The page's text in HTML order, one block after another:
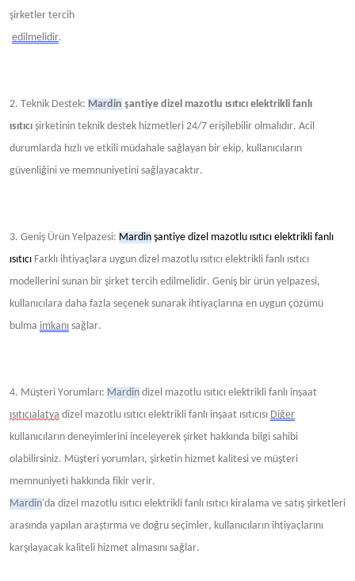
şirketler tercih
edilmelidir.
2. Teknik Destek: Mardin şantiye dizel mazotlu ısıtıcı elektrikli fanlı
ısıtıcı şirketinin teknik destek hizmetleri 24/7 erişilebilir olmalıdır. Acil
durumlarda hızlı ve etkili müdahale sağlayan bir ekip, kullanıcıların
güvenliğini ve memnuniyetini sağlayacaktır.
3. Geniş Ürün Yelpazesi: Mardin şantiye dizel mazotlu ısıtıcı elektrikli fanlı
ısıtıcı Farklı ihtiyaçlara uygun dizel mazotlu ısıtıcı elektrikli fanlı ısıtıcı
modellerini sunan bir şirket tercih edilmelidir. Geniş bir ürün yelpazesi,
kullanıcılara daha fazla seçenek sunarak ihtiyaçlarına en uygun çözümü
bulma imkanı sağlar.
4. Müşteri Yorumları: Mardin dizel mazotlu ısıtıcı elektrikli fanlı inşaat
ısıtıcıalatya dizel mazotlu ısıtıcı elektrikli fanlı inşaat ısıtıcısı Diğer
kullanıcıların deneyimlerini inceleyerek şirket hakkında bilgi sahibi
olabilirsiniz. Müşteri yorumları, şirketin hizmet kalitesi ve müşteri
memnuniyeti hakkında fikir verir.
Mardin'da dizel mazotlu ısıtıcı elektrikli fanlı ısıtıcı kiralama ve satış şirketleri
arasında yapılan araştırma ve doğru seçimler, kullanıcıların ihtiyaçlarını
karşılayacak kaliteli hizmet almasını sağlar.